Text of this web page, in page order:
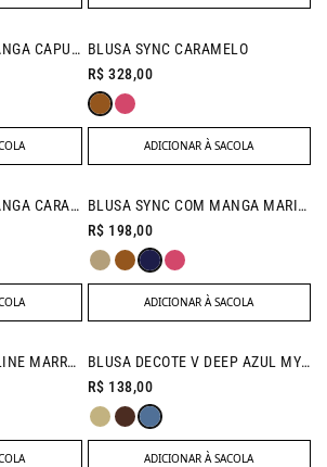
BLUSA SYNC COM MANGA CAPUCCINO
NEW IN
BLUSA SYNC CARAMELO
R$ 328,00
ADICIONAR À SACOLA
BLUSA SYNC COM MANGA CARAMELO
NEW IN
BLUSA SYNC COM MANGA MARINHO
R$ 198,00
ADICIONAR À SACOLA
BLUSA CORSET BEATLINE MARROM
NEW IN
BLUSA DECOTE V DEEP AZUL MYKONOS
R$ 138,00
ADICIONAR À SACOLA